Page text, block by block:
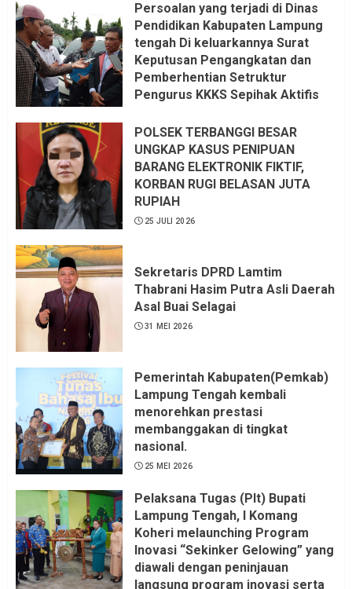
Persoalan yang terjadi di Dinas
Pendidikan Kabupaten Lampung
tengah Di keluarkannya Surat
Keputusan Pengangkatan dan
Pemberhentian Setruktur
Pengurus KKKS Sepihak Aktifis
Sangat menantang Aturan dan
Dapat saya pastikan penuh Unsur
KKN, dan Unsur Politik.
6 AGUSTUS 2026
POLSEK TERBANGGI BESAR
UNGKAP KASUS PENIPUAN
BARANG ELEKTRONIK FIKTIF,
KORBAN RUGI BELASAN JUTA
RUPIAH
25 JULI 2026
Sekretaris DPRD Lamtim
Thabrani Hasim Putra Asli Daerah
Asal Buai Selagai
31 MEI 2026
Pemerintah Kabupaten(Pemkab)
Lampung Tengah kembali
menorehkan prestasi
membanggakan di tingkat
nasional.
25 MEI 2026
Pelaksana Tugas (Plt) Bupati
Lampung Tengah, I Komang
Koheri melaunching Program
Inovasi “Sekinker Gelowing” yang
diawali dengan peninjauan
langsung program inovasi serta